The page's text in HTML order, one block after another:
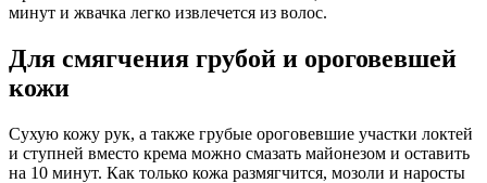
минут и жвачка легко извлечется из волос.
Для смягчения грубой и ороговевшей
кожи
Сухую кожу рук, а также грубые ороговевшие участки локтей
и ступней вместо крема можно смазать майонезом и оставить
на 10 минут. Как только кожа размягчится, мозоли и наросты